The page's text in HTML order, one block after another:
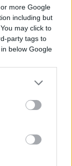
more Google
including but
may click to
party tags to
below Google
dello
che possano
perdendo
di cui ci
quando
anche
concreto di